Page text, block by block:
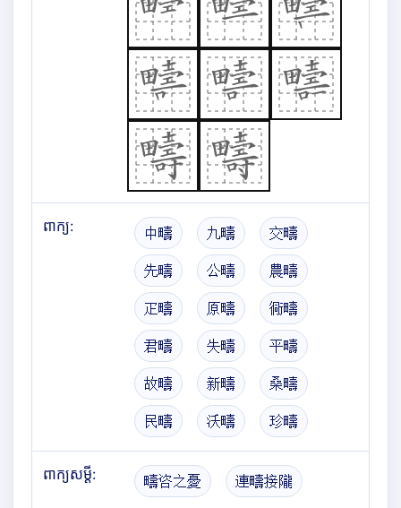
ពាក្យ: 中疇 九疇 交疇
先疇 公疇 農疇
疋疇 原疇 衕疇
君疇 失疇 平疇
故疇 新疇 桑疇
民疇 沃疇 珍疇
ពាក្យសម្តី: 疇咨之憂 連疇接隴